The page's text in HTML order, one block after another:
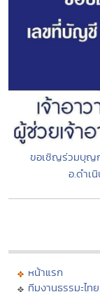
ขอเชิญร่วมบุญ
อ.ดำเ
หน้าแรก
ทีมงานธรรมะไทย